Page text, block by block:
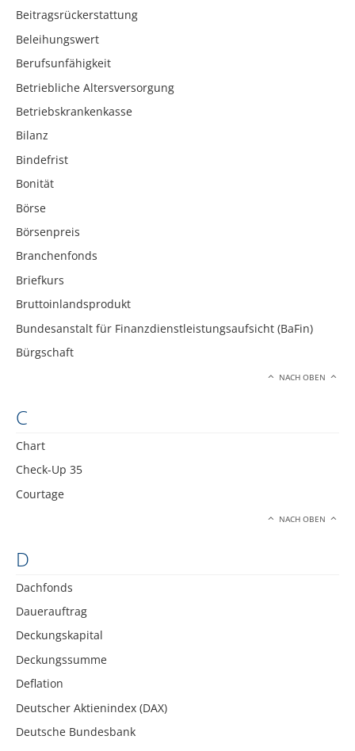
Beitragsrückerstattung
Beleihungswert
Berufsunfähigkeit
Betriebliche Altersversorgung
Betriebskrankenkasse
Bilanz
Bindefrist
Bonität
Börse
Börsenpreis
Branchenfonds
Briefkurs
Bruttoinlandsprodukt
Bundesanstalt für Finanzdienstleistungsaufsicht (BaFin)
Bürgschaft
NACH OBEN
C
Chart
Check-Up 35
Courtage
NACH OBEN
D
Dachfonds
Dauerauftrag
Deckungskapital
Deckungssumme
Deflation
Deutscher Aktienindex (DAX)
Deutsche Bundesbank